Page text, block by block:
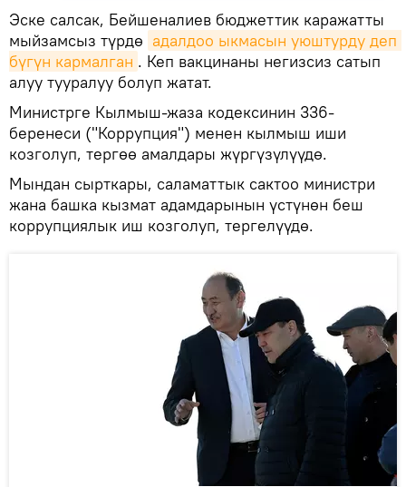
Эске салсак, Бейшеналиев бюджеттик каражатты
мыйзамсыз түрдө адалдоо ыкмасын уюштурду деп
бүгүн кармалган . Кеп вакцинаны негизсиз сатып
алуу тууралуу болуп жатат.
Министрге Кылмыш-жаза кодексинин 336-
беренеси ("Коррупция") менен кылмыш иши
козголуп, тергөө амалдары жүргүзүлүүдө.
Мындан сырткары, саламаттык сактоо министри
жана башка кызмат адамдарынын үстүнөн беш
коррупциялык иш козголуп, тергелүүдө.